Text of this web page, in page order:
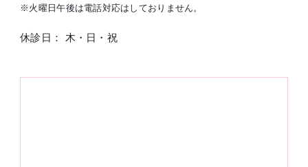
※火曜日午後は電話対応はしておりません。
休診日： 木・日・祝